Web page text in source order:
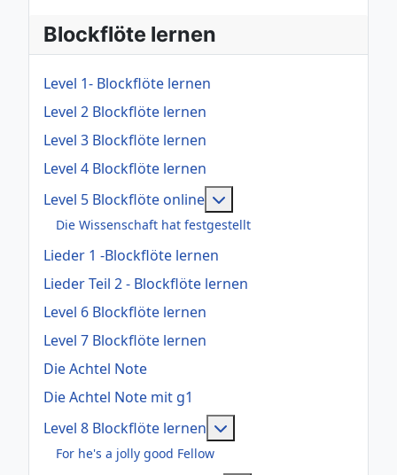
Blockflöte lernen
Level 1- Blockflöte lernen
Level 2 Blockflöte lernen
Level 3 Blockflöte lernen
Level 4 Blockflöte lernen
Level 5 Blockflöte online
Die Wissenschaft hat festgestellt
Lieder 1 -Blockflöte lernen
Lieder Teil 2 - Blockflöte lernen
Level 6 Blockflöte lernen
Level 7 Blockflöte lernen
Die Achtel Note
Die Achtel Note mit g1
Level 8 Blockflöte lernen
For he's a jolly good Fellow